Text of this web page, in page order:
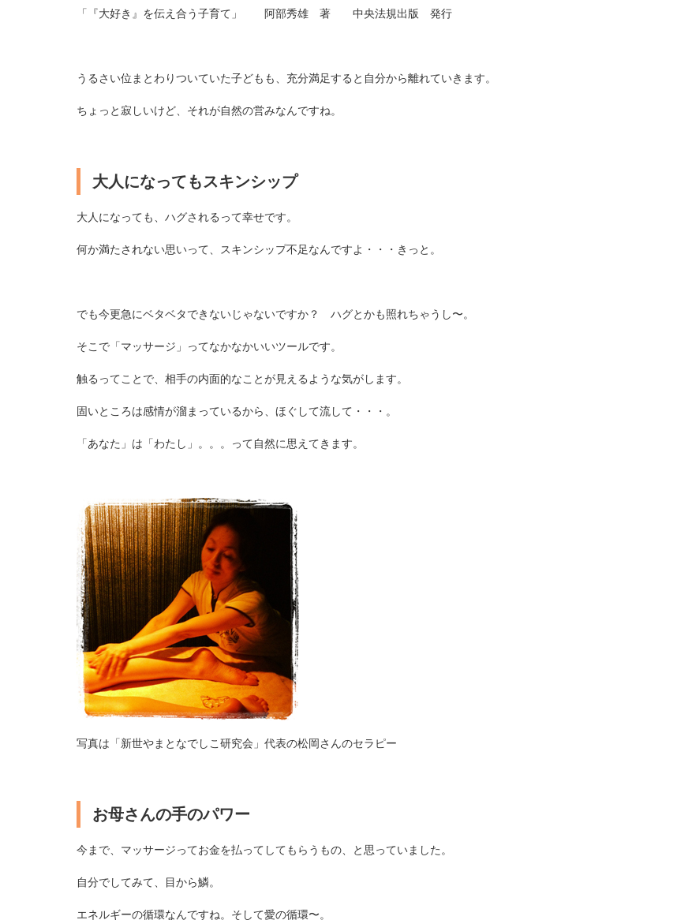
「『大好き』を伝え合う子育て」 阿部秀雄 著 中央法規出版 発行
うるさい位まとわりついていた子どもも、充分満足すると自分から離れていきます。
ちょっと寂しいけど、それが自然の営みなんですね。
大人になってもスキンシップ
大人になっても、ハグされるって幸せです。
何か満たされない思いって、スキンシップ不足なんですよ・・・きっと。
でも今更急にベタベタできないじゃないですか？ ハグとかも照れちゃうし〜。
そこで「マッサージ」ってなかなかいいツールです。
触るってことで、相手の内面的なことが見えるような気がします。
固いところは感情が溜まっているから、ほぐして流して・・・。
「あなた」は「わたし」。。。って自然に思えてきます。
写真は「新世やまとなでしこ研究会」代表の松岡さんのセラピー
お母さんの手のパワー
今まで、マッサージってお金を払ってしてもらうもの、と思っていました。
自分でしてみて、目から鱗。
エネルギーの循環なんですね。そして愛の循環〜。